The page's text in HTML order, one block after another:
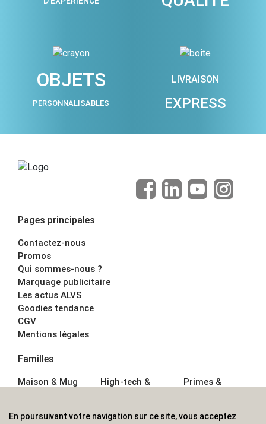
OBJETS
PERSONNALISABLES
LIVRAISON
EXPRESS
Pages principales
Contactez-nous
Promos
Qui sommes-nous ?
Marquage publicitaire
Les actus ALVS
Goodies tendance
CGV
Mentions légales
Familles
Maison & Mug
Écriture
High-tech &
Sport &
Primes &
Boisson
En poursuivant votre navigation sur ce site, vous acceptez